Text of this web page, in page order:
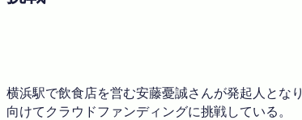
横浜駅で飲食店を営む安藤憂誠さんが発起人とな
向けてクラウドファンディングに挑戦している。